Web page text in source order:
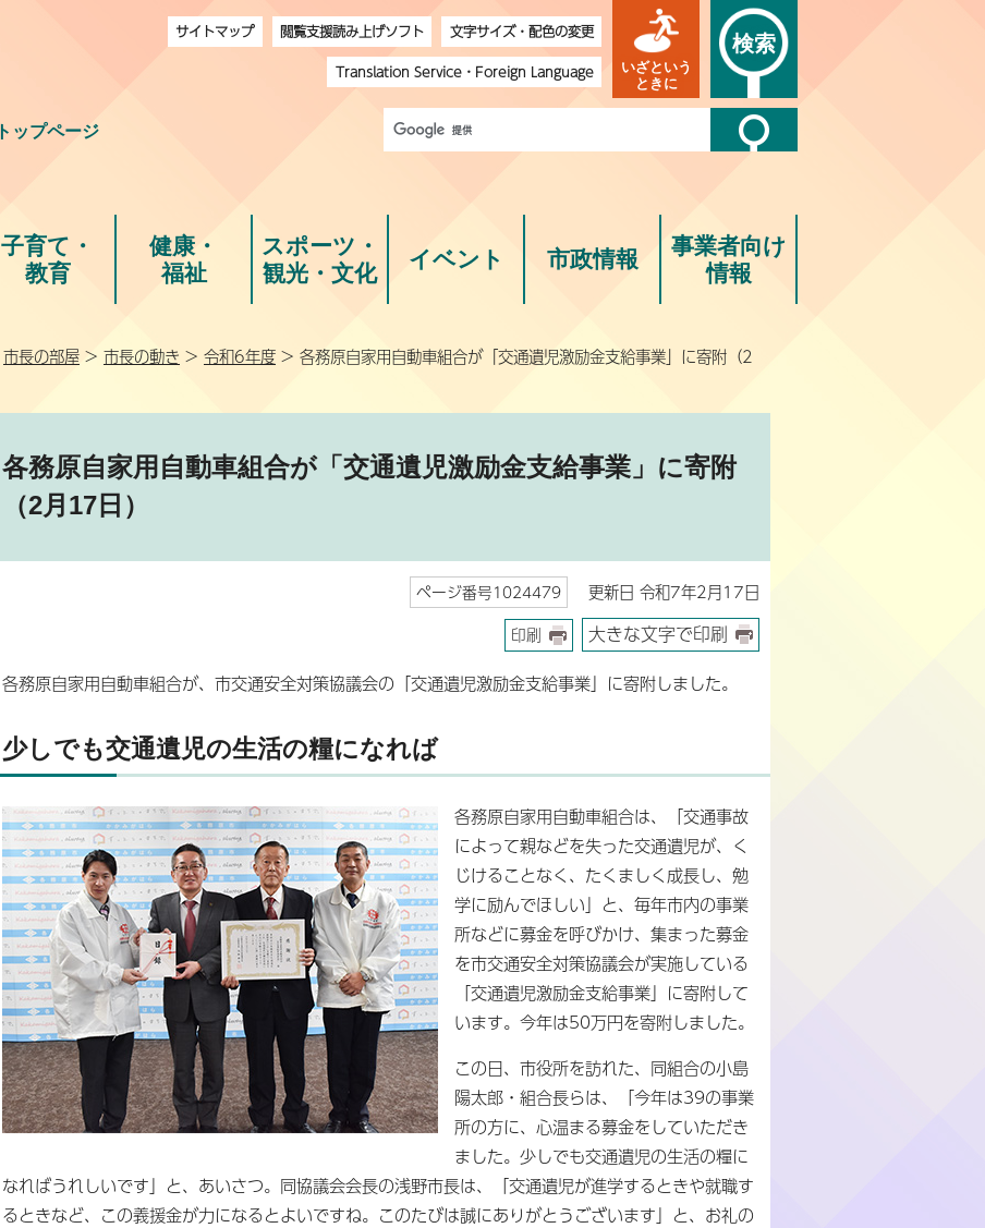
トップページ
サイトマップ 閲覧支援読み上げソフト
文字サイズ・配色の変更
Translation Service・ Foreign Language
いざという
ときに
検索
子育て・
教育
健康・
福祉
スポーツ・
観光・文化
イベント 市政情報
事業者向け
情報
市長の部屋 > 市長の動き > 令和6年度 > 各務原自家用自動車組合が「交通遺児激励金支給事業」に寄附（2
各務原自家用自動車組合が「交通遺児激励金支給事業」に寄附
（2月17日）
ページ番号1024479 更新日 令和7年2月17日
印刷 大きな文字で印刷
各務原自家用自動車組合が、市交通安全対策協議会の「交通遺児激励金支給事業」に寄附しました。
少しでも交通遺児の生活の糧になれば
各務原自家用自動車組合は、「交通事故
によって親などを失った交通遺児が、く
じけることなく、たくましく成長し、勉
学に励んでほしい」と、毎年市内の事業
所などに募金を呼びかけ、集まった募金
を市交通安全対策協議会が実施している
「交通遺児激励金支給事業」に寄附して
います。今年は50万円を寄附しました。
この日、市役所を訪れた、同組合の小島
陽太郎・組合長らは、「今年は39の事業
所の方に、心温まる募金をしていただき
ました。少しでも交通遺児の生活の糧に
なればうれしいです」と、あいさつ。同協議会会長の浅野市長は、「交通遺児が進学するときや就職す
るときなど、この義援金が力になるとよいですね。このたびは誠にありがとうございます」と、お礼の